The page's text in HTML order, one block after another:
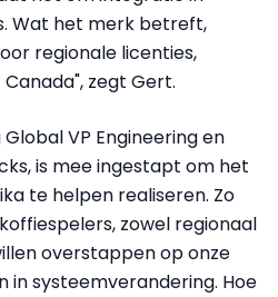
Wat het merk betreft,
regionale licenties,
zegt Gert.
VP Engineering en
is mee ingestapt om het
te helpen realiseren. Zo
zowel regionaal
overstappen op onze
in systeemverandering. Hoe